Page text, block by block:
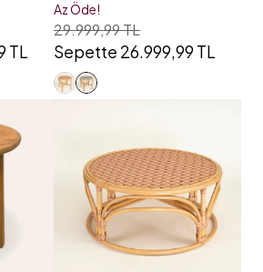
TL
Az Öde!
29.999,99 TL
Sepette 26.999,99 TL